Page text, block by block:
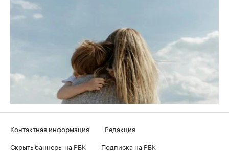
Контактная информация
Редакция
Скрыть баннеры на РБК
Подписка на РБК